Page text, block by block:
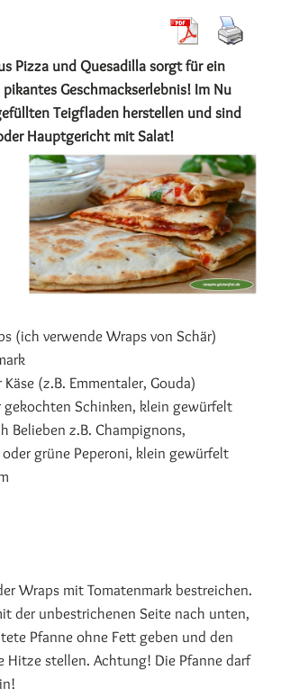
Pizza und Quesadilla sorgt für ein
Geschmackserlebnis! Im Nu
Teigfladen herstellen und sind
Hauptgericht mit Salat!
(ich verwende Wraps von Schär)
(z.B. Emmentaler, Gouda)
gekochten Schinken, klein gewürfelt
Belieben z.B. Champignons,
oder grüne Peperoni, klein gewürfelt
Wraps mit Tomatenmark bestreichen.
der unbestrichenen Seite nach unten,
Pfanne ohne Fett geben und den
Hitze stellen. Achtung! Die Pfanne darf